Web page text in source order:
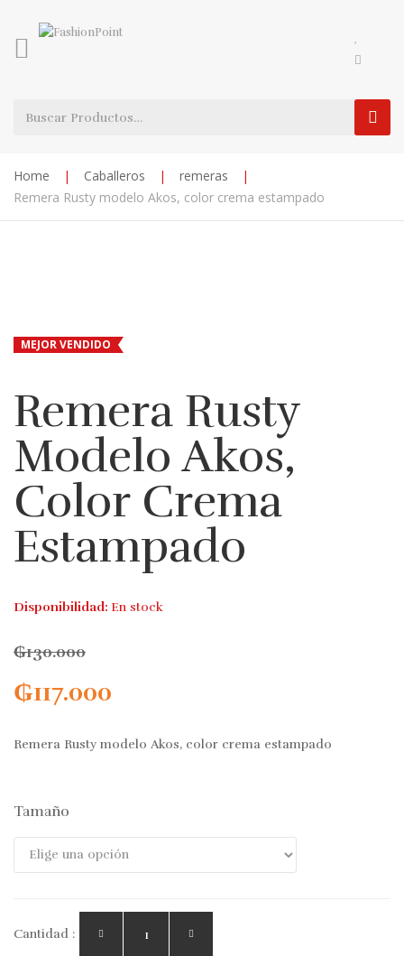
Home | Caballeros | remeras
|
Remera Rusty modelo Akos, color crema estampado
MEJOR VENDIDO
Remera Rusty
Modelo Akos,
Color Crema
Estampado
Disponibilidad: En stock
₲130.000
₲117.000
Remera Rusty modelo Akos, color crema estampado
Tamaño
Cantidad :